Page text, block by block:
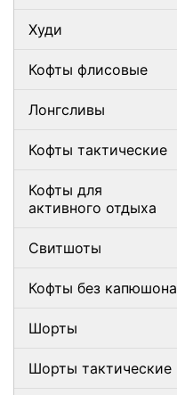
Худи
Кофты флисовые
Лонгсливы
Кофты тактические
Кофты для
активного отдыха
Свитшоты
Кофты без капюшона
Шорты
Шорты тактические